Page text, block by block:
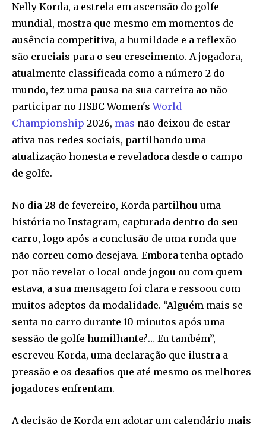
Nelly Korda, a estrela em ascensão do golfe
mundial, mostra que mesmo em momentos de
ausência competitiva, a humildade e a reflexão
são cruciais para o seu crescimento. A jogadora,
atualmente classificada como a número 2 do
mundo, fez uma pausa na sua carreira ao não
participar no HSBC Women'sWorld
Championship 2026, mas não deixou de estar
ativa nas redes sociais, partilhando uma
atualização honesta e reveladora desde o campo
de golfe.
No dia 28 de fevereiro, Korda partilhou uma
história no Instagram, capturada dentro do seu
carro, logo após a conclusão de uma ronda que
não correu como desejava. Embora tenha optado
por não revelar o local onde jogou ou com quem
estava, a sua mensagem foi clara e ressoou com
muitos adeptos da modalidade. “Alguém mais se
senta no carro durante 10 minutos após uma
sessão de golfe humilhante?… Eu também”,
escreveu Korda, uma declaração que ilustra a
pressão e os desafios que até mesmo os melhores
jogadores enfrentam.
A decisão de Korda em adotar um calendário mais